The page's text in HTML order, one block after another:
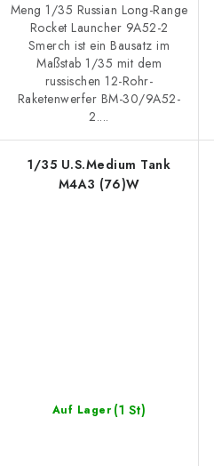
Meng 1/35 Russian Long-Range
Rocket Launcher 9A52-2
Smerch ist ein Bausatz im
Maßstab 1/35 mit dem
russischen 12-Rohr-
Raketenwerfer BM-30/9A52-
2....
1/35 U.S.Medium Tank
M4A3 (76)W
Auf Lager (1 St)